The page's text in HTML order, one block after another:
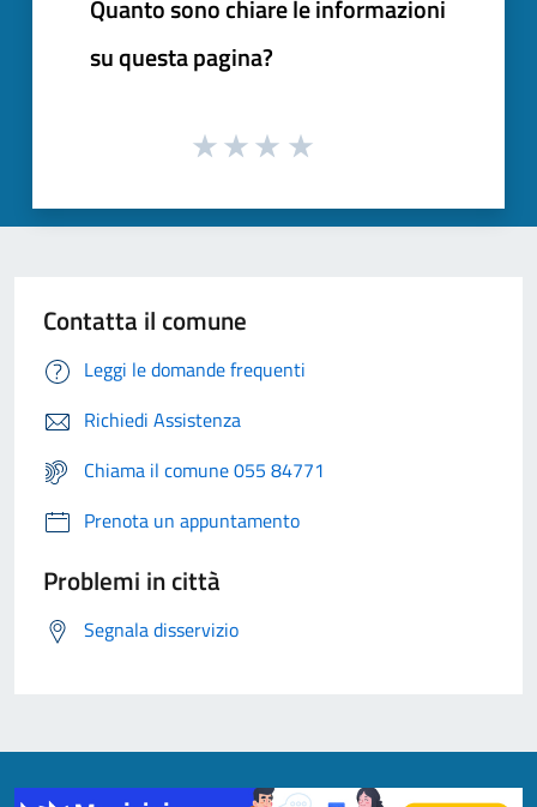
Quanto sono chiare le informazioni
su questa pagina?
Contatta il comune
Leggi le domande frequenti
Richiedi Assistenza
Chiama il comune 055 84771
Prenota un appuntamento
Problemi in città
Segnala disservizio